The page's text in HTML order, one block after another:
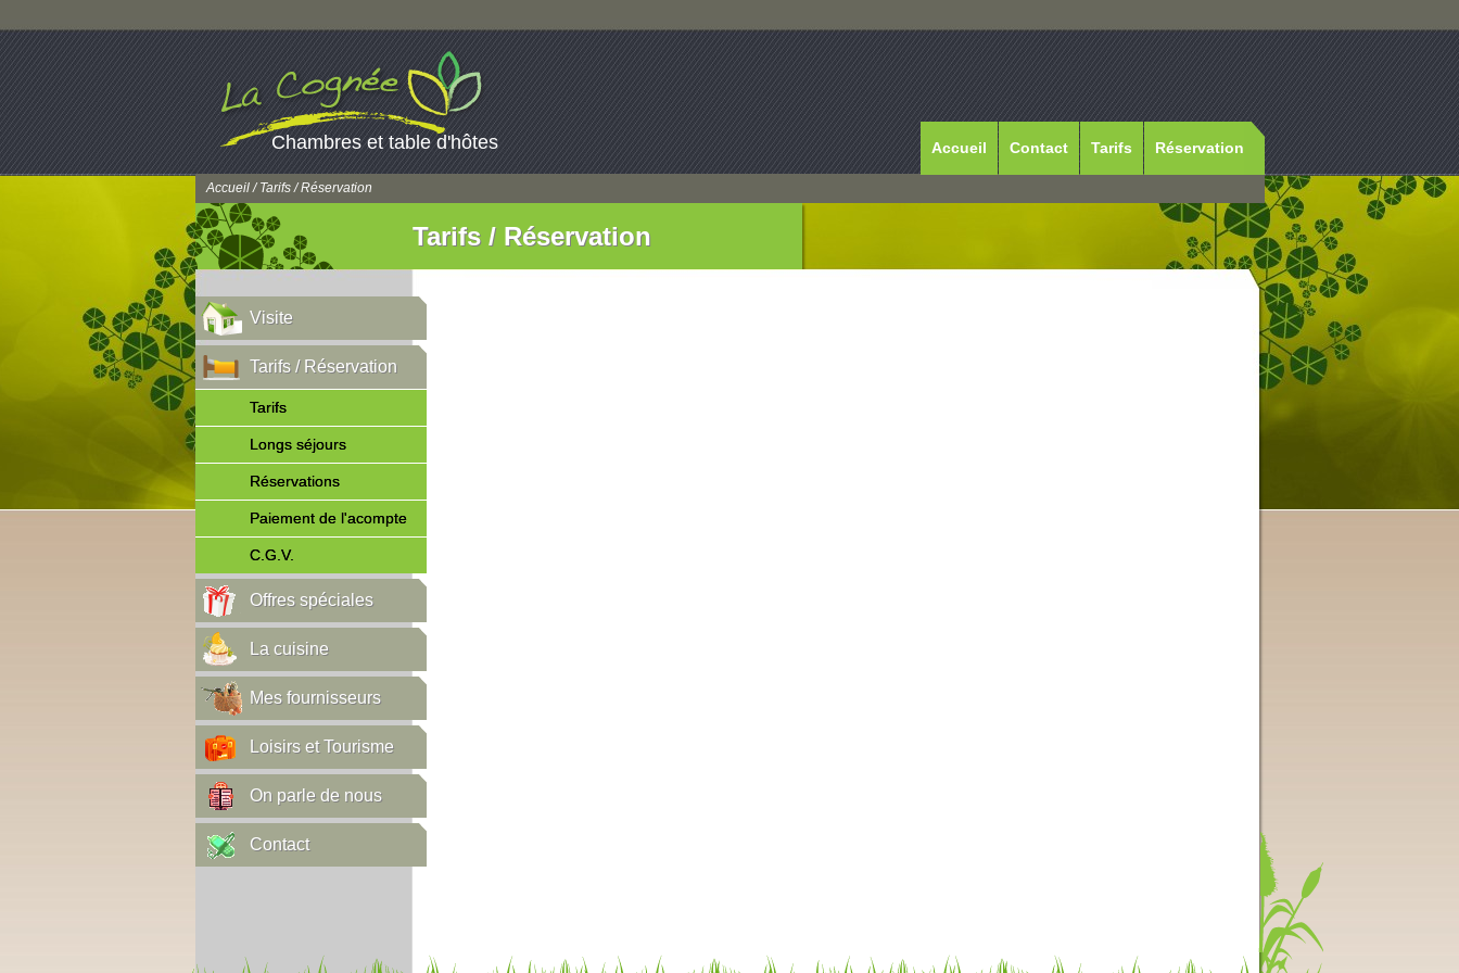
Chambres et table d'hôtes Accueil Contact Tarifs Réservation
Accueil/ Tarifs / Réservation
Tarifs / Réservation
Visite
Tarifs / Réservation
Tarifs
Longs séjours
Réservations
Paiement de l'acompte
C.G.V.
Offres spéciales
La cuisine
Mes fournisseurs
Loisirs et Tourisme
On parle de nous
Contact